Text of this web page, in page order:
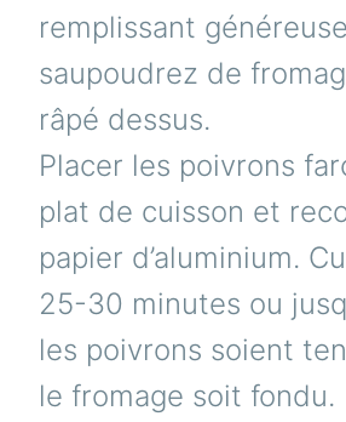
remplissant
saupoudrez de
râpé dessus.
Placer les poivrons
plat de cuisson et
papier d’aluminium.
25-30 minutes ou
les poivrons soient
le fromage soit fondu.